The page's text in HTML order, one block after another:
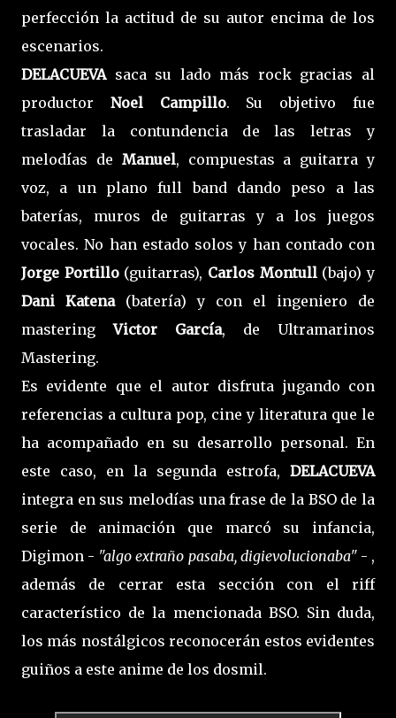
perfección la actitud de su autor encima de los
escenarios.
DELACUEVA saca su lado más rock gracias al
productor Noel Campillo. Su objetivo fue
trasladar la contundencia de las letras y
melodías de Manuel, compuestas a guitarra y
voz, a un plano full band dando peso a las
baterías, muros de guitarras y a los juegos
vocales. No han estado solos y han contado con
Jorge Portillo(guitarras), Carlos Montull (bajo) y
Dani Katena (batería) y con el ingeniero de
masteringVictor García, de Ultramarinos
Mastering.
Es evidente que el autor disfruta jugando con
referencias a cultura pop, cine y literatura que le
ha acompañado en su desarrollo personal. En
este caso, en la segunda estrofa, DELACUEVA
integra en sus melodías una frase de la BSO de la
serie de animación que marcó su infancia,
Digimon - "algo extraño pasaba, digievolucionaba"- ,
además de cerrar esta sección con el riff
característico de la mencionada BSO. Sin duda,
los más nostálgicos reconocerán estos evidentes
guiños a este anime de los dosmil.